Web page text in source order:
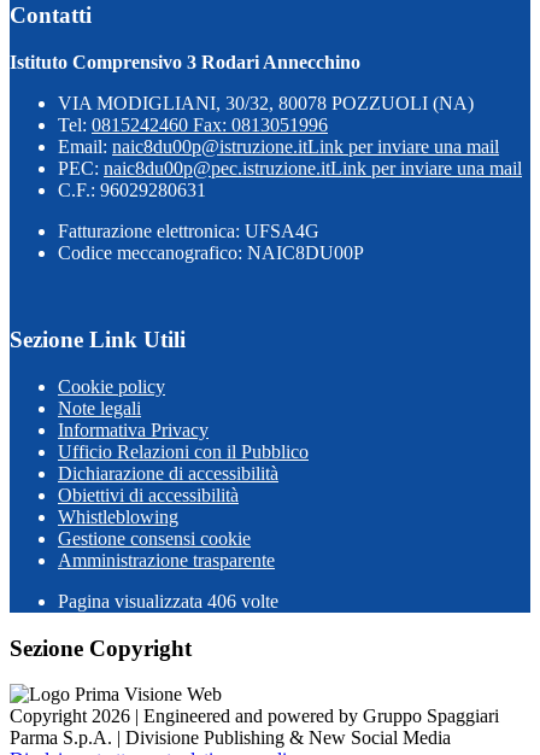
Contatti
Istituto Comprensivo 3 Rodari Annecchino
VIA MODIGLIANI, 30/32, 80078 POZZUOLI (NA)
Tel: 0815242460 Fax: 0813051996
Email: naic8du00p@istruzione.itLink per inviare una mail
PEC: naic8du00p@pec.istruzione.itLink per inviare una mail
C.F.: 96029280631
Fatturazione elettronica: UFSA4G
Codice meccanografico: NAIC8DU00P
Sezione Link Utili
Cookie policy
Note legali
Informativa Privacy
Ufficio Relazioni con il Pubblico
Dichiarazione di accessibilità
Obiettivi di accessibilità
Whistleblowing
Gestione consensi cookie
Amministrazione trasparente
Pagina visualizzata 406 volte
Sezione Copyright
Copyright 2026 | Engineered and powered by Gruppo Spaggiari
Parma S.p.A. | Divisione Publishing & New Social Media